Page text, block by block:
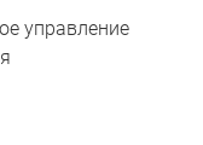
управление